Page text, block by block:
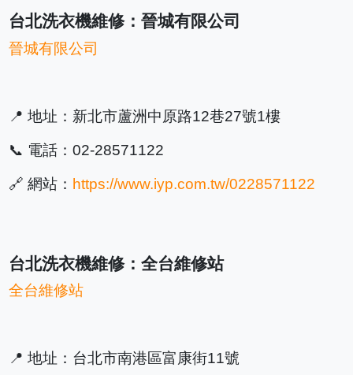
台北洗衣機維修：晉城有限公司
晉城有限公司
📍 地址：新北市蘆洲中原路12巷27號1樓
📞 電話：02-28571122
🔗 網站： https://www.iyp.com.tw/0228571122
台北洗衣機維修：全台維修站
全台維修站
📍 地址：台北市南港區富康街11號